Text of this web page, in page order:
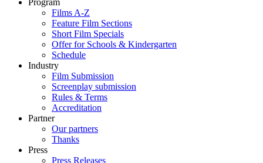
Program
Films A-Z
Feature Film Sections
Short Film Specials
Offer for Schools & Kindergarten
Schedule
Industry
Film Submission
Screenplay submission
Rules & Terms
Accreditation
Partner
Our partners
Thanks
Press
Press Releases